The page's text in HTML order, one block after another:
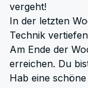
vergeht!
In der letzten
Technik
Am Ende der
erreichen. Du
Hab eine